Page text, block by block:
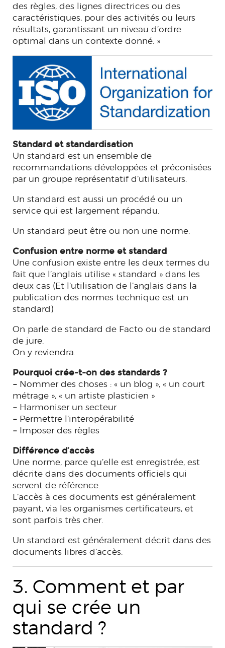
des règles, des lignes directrices ou des
caractéristiques, pour des activités ou leurs
résultats, garantissant un niveau d’ordre
optimal dans un contexte donné. »
Standard et standardisation
Un standard est un ensemble de
recommandations développées et préconisées
par un groupe représentatif d’utilisateurs.
Un standard est aussi un procédé ou un
service qui est largement répandu.
Un standard peut être ou non une norme.
Confusion entre norme et standard
Une confusion existe entre les deux termes du
fait que l’anglais utilise « standard » dans les
deux cas (Et l’utilisation de l’anglais dans la
publication des normes technique est un
standard)
On parle de standard de Facto ou de standard
de jure.
On y reviendra.
Pourquoi crée-t-on des standards ?
– Nommer des choses : « un blog », « un court
métrage », « un artiste plasticien »
– Harmoniser un secteur
– Permettre l’interopérabilité
– Imposer des règles
Différence d’accès
Une norme, parce qu’elle est enregistrée, est
décrite dans des documents officiels qui
servent de référence.
L’accès à ces documents est généralement
payant, via les organismes certificateurs, et
sont parfois très cher.
Un standard est généralement décrit dans des
documents libres d’accès.
3. Comment et par
qui se crée un
standard ?